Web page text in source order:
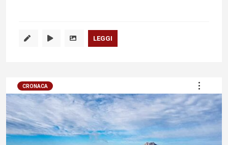
LEGGI
CRONACA